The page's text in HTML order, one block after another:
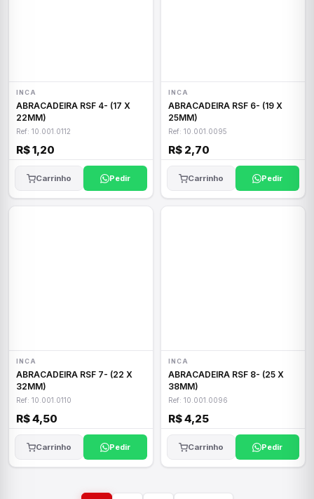
INCA
ABRACADEIRA RSF 4- (17 X
22MM)
Ref: 10.001.0112
R$ 1,20
Carrinho Pedir
INCA
ABRACADEIRA RSF 6- (19 X
25MM)
Ref: 10.001.0095
R$ 2,70
Carrinho Pedir
INCA
ABRACADEIRA RSF 7- (22 X
32MM)
Ref: 10.001.0110
R$ 4,50
Carrinho Pedir
INCA
ABRACADEIRA RSF 8- (25 X
38MM)
Ref: 10.001.0096
R$ 4,25
Carrinho Pedir